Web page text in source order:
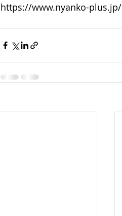
https://www.nyanko-plus.jp/